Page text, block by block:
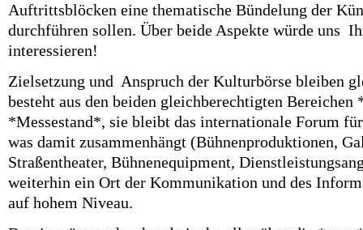
Auftrittsblöcken eine thematische Bündelung der
durchführen sollen. Über beide Aspekte würde uns
interessieren!
Zielsetzung und Anspruch der Kulturbörse bleiben
besteht aus den beiden gleichberechtigten
*Messestand*, sie bleibt das internationale Forum
was damit zusammenhängt (Bühnenproduktionen,
Straßentheater, Bühnenequipment,
weiterhin ein Ort der Kommunikation und des
auf hohem Niveau.